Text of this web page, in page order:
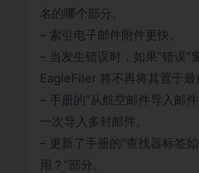
名的哪个部分。
– 索引电子邮件附件更快。
– 当发生错误时，如果“错误”
EagleFiler 将不再将其置于最
– 手册的“从航空邮件导入邮
一次导入多封邮件。
– 更新了手册的“查找器标签
用？”部分。